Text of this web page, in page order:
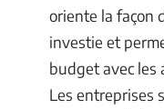
oriente la façon
investie et
budget avec les
Les entreprises